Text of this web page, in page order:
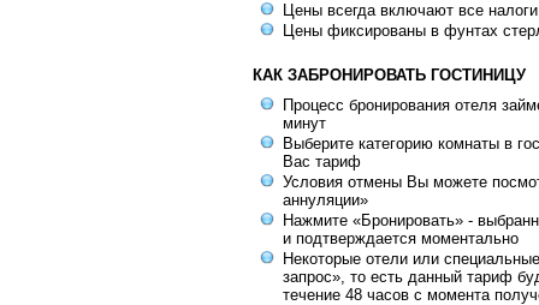
Цены всегда включают все
Цены фиксированы в фунтах
КАК ЗАБРОНИРОВАТЬ ГОСТИНИЦУ
Процесс бронирования отеля
минут
Выберите категорию комнаты в
Вас тариф
Условия отмены Вы можете
аннуляции»
Нажмите «Бронировать» -
и подтверждается моментально
Некоторые отели или
запрос», то есть данный тариф
течение 48 часов с момента